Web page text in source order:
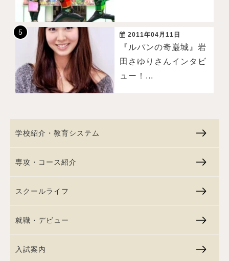
2011年04月11日
『ルパンの奇巌城』岩
田さゆりさんインタビ
ュー！...
学校紹介・教育システム
専攻・コース紹介
スクールライフ
就職・デビュー
入試案内